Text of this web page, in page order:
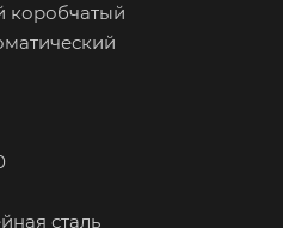
коробчатый
сталь